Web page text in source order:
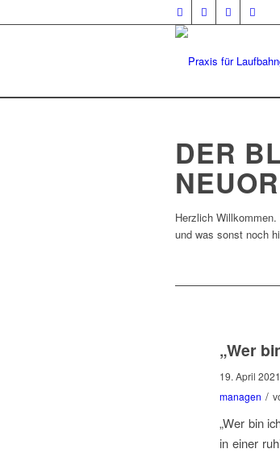
DER
Herzlich
und was sonst noch
„Wer
19. April 2021
managen /
„Wer bin
in einer